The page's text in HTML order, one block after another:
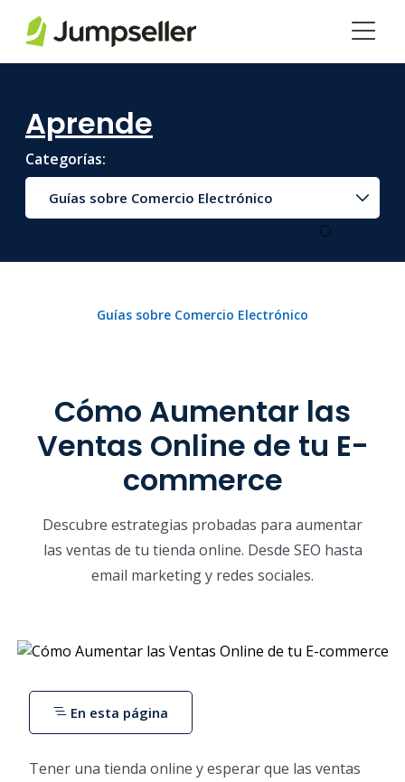
Aprende
Categorías:
Guías sobre Comercio Electrónico
Guías sobre Comercio Electrónico
Cómo Aumentar las
Ventas Online de tu E-
commerce
Descubre estrategias probadas para aumentar
las ventas de tu tienda online. Desde SEO hasta
email marketing y redes sociales.
Tener una tienda online y esperar que las ventas
En esta página